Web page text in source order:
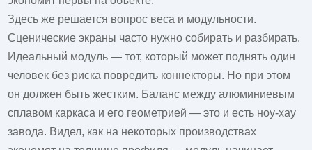
Здесь же решается вопрос веса и модульности.
Сценические экраны часто нужно собирать и разбирать.
Идеальный модуль — тот, который может поднять один
человек без риска повредить коннекторы. Но при этом
он должен быть жестким. Баланс между алюминиевым
сплавом каркаса и его геометрией — это и есть ноу-хау
завода. Видел, как на некоторых производствах